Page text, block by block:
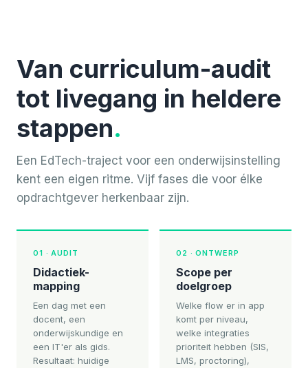
Van curriculum-audit
tot livegang in heldere
stappen.
Een EdTech-traject voor een onderwijsinstelling
kent een eigen ritme. Vijf fases die voor élke
opdrachtgever herkenbaar zijn.
01 · AUDIT
Didactiek-
mapping
Een dag met een
docent, een
onderwijskundige en
een IT'er als gids.
Resultaat: huidige
02 · ONTWERP
Scope per
doelgroep
Welke flow er in app
komt per niveau,
welke integraties
prioriteit hebben (SIS,
LMS, proctoring),